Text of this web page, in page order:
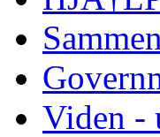
Viden -